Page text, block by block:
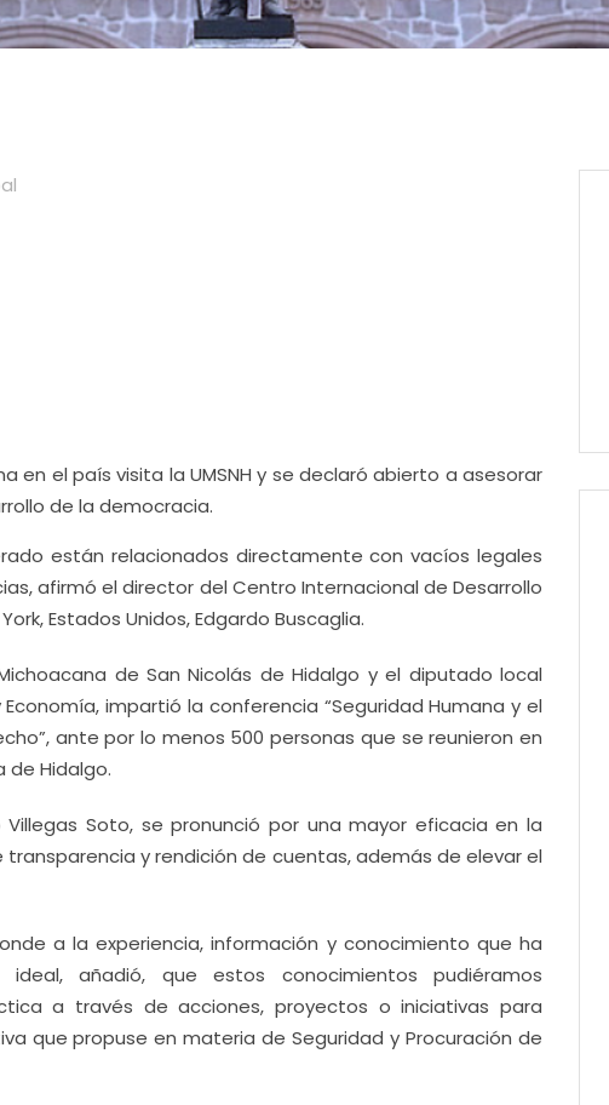
en el país visita la UMSNH y se declaró abierto a asesorar
de la democracia.
están relacionados directamente con vacíos legales
afirmó el director del Centro Internacional de Desarrollo
Estados Unidos, Edgardo Buscaglia.
de San Nicolás de Hidalgo y el diputado local
impartió la conferencia “Seguridad Humana y el
ante por lo menos 500 personas que se reunieron en
de Hidalgo.
Soto, se pronunció por una mayor eficacia en la
y rendición de cuentas, además de elevar el
a la experiencia, información y conocimiento que ha
añadió, que estos conocimientos pudiéramos
a través de acciones, proyectos o iniciativas para
que propuse en materia de Seguridad y Procuración de